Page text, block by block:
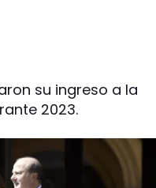
su ingreso a la
2023.